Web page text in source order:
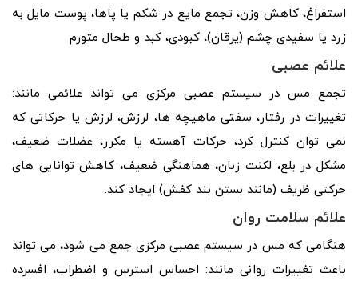
استفراغ، کاهش وزن، تجمع مایع در شکم یا پاها، پوست مایل به
زرد یا سفیدی چشم (یرقان)، کبودی، کبد و طحال متورم
علائم عصبی
تجمع مس در سیستم عصبی مرکزی می تواند علائمی مانند:
تغییرات در رفتار، سفتی ماهیچه ها، لرزش، لرزش یا حرکاتی که
نمی توان کنترل کرد، حرکات آهسته یا مکرر، عضلات ضعیف،
مشکل در بلع، لکنت زبان، هماهنگی ضعیف، کاهش توانایی های
حرکتی ظریف (مانند بستن بند کفش) ایجاد کند.
علائم سلامت روان
هنگامی که مس در سیستم عصبی مرکزی جمع می شود، می تواند
باعث تغییرات روانی مانند: احساس استرس و اضطراب، افسرده